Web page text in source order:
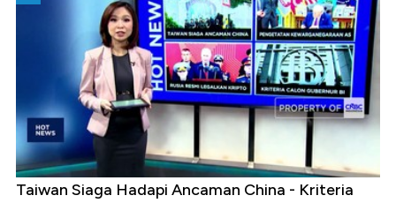
Taiwan Siaga Hadapi Ancaman China - Kriteria